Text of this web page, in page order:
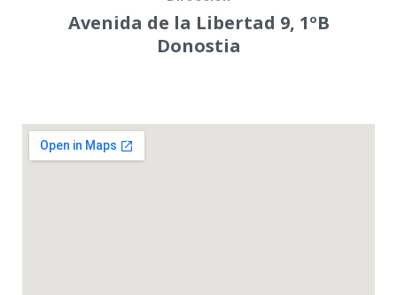
Avenida de la Libertad 9, 1ºB
Donostia